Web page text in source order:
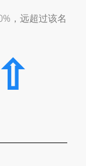
，远超过该名